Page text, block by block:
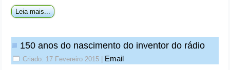
Leia mais...
150 anos do nascimento do inventor do rádio
Criado: 17 Fevereiro 2015 Email